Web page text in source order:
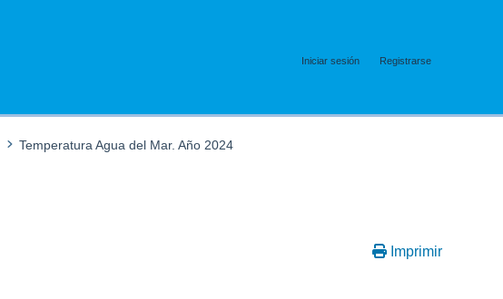
Iniciar sesión Registrarse
Temperatura Agua del Mar. Año 2024
Imprimir